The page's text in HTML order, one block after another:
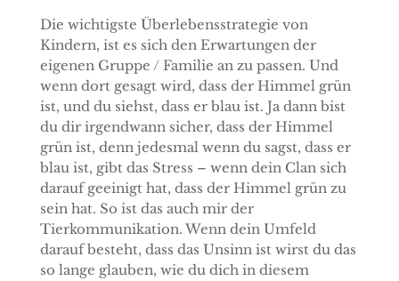
Die wichtigste Überlebensstrategie von
Kindern, ist es sich den Erwartungen der
eigenen Gruppe / Familie an zu passen. Und
wenn dort gesagt wird, dass der Himmel grün
ist, und du siehst, dass er blau ist. Ja dann bist
du dir irgendwann sicher, dass der Himmel
grün ist, denn jedesmal wenn du sagst, dass er
blau ist, gibt das Stress – wenn dein Clan sich
darauf geeinigt hat, dass der Himmel grün zu
sein hat. So ist das auch mir der
Tierkommunikation. Wenn dein Umfeld
darauf besteht, dass das Unsinn ist wirst du das
so lange glauben, wie du dich in diesem